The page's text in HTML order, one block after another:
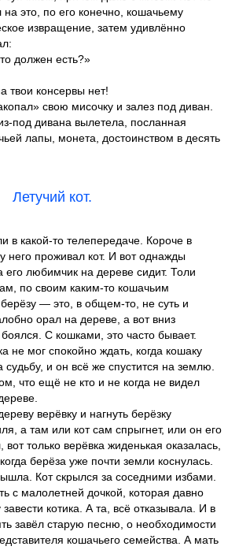
это, по его конечно, кошачьему
извращение, затем удивлённо
должен есть?»
твои консервы нет!
свою мисочку и залез под диван.
под дивана вылетела, посланная
лапы, монета, достоинством в десять
Летучий кот.
в какой-то телепередаче. Короче в
него проживал кот. И вот однажды
его любимчик на дереве сидит. Толи
по своим каким-то кошачьим
— это, в общем-то, не суть и
орал на дереве, а вот вниз
С кошками, это часто бывает.
не мог спокойно ждать, когда кошаку
судьбу, и он всё же спустится на землю.
что ещё не кто и не когда не видел
верёвку и нагнуть берёзку
а там или кот сам спрыгнет, или он его
только верёвка жиденькая оказалась,
берёза уже почти земли коснулась.
Кот скрылся за соседними избами.
с малолетней дочкой, которая давно
котика. А та, всё отказывала. И в
завёл старую песню, о необходимости
кошачьего семейства. А мать